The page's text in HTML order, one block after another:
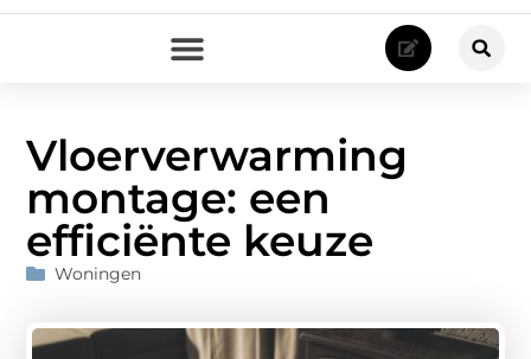
Vloerverwarming
montage: een
efficiënte keuze
Woningen